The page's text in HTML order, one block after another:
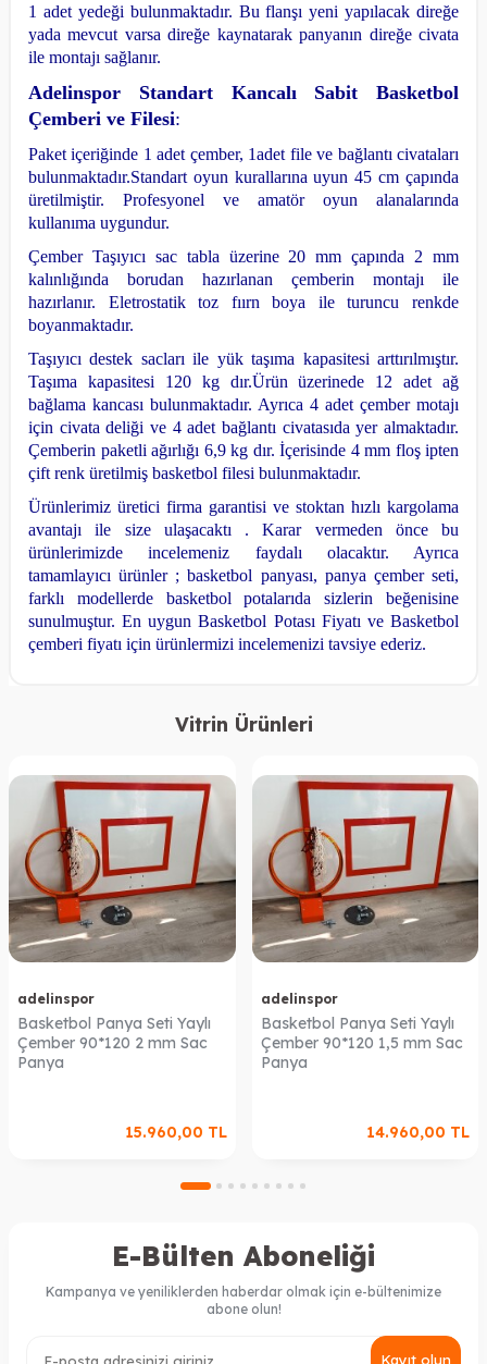
1 adet yedeği bulunmaktadır. Bu flanşı yeni yapılacak direğe
yada mevcut varsa direğe kaynatarak panyanın direğe civata
ile montajı sağlanır.
Adelinspor Standart Kancalı Sabit Basketbol
Çemberi ve Filesi:
Paket içeriğinde 1 adet çember, 1adet file ve bağlantı civataları
bulunmaktadır.Standart oyun kurallarına uyun 45 cm çapında
üretilmiştir. Profesyonel ve amatör oyun alanalarında
kullanıma uygundur.
Çember Taşıyıcı sac tabla üzerine 20 mm çapında 2 mm
kalınlığında borudan hazırlanan çemberin montajı ile
hazırlanır. Eletrostatik toz fıırn boya ile turuncu renkde
boyanmaktadır.
Taşıyıcı destek sacları ile yük taşıma kapasitesi arttırılmıştır.
Taşıma kapasitesi 120 kg dır.Ürün üzerinede 12 adet ağ
bağlama kancası bulunmaktadır. Ayrıca 4 adet çember motajı
için civata deliği ve 4 adet bağlantı civatasıda yer almaktadır.
Çemberin paketli ağırlığı 6,9 kg dır. İçerisinde 4 mm floş ipten
çift renk üretilmiş basketbol filesi bulunmaktadır.
Ürünlerimiz üretici firma garantisi ve stoktan hızlı kargolama
avantajı ile size ulaşacaktı . Karar vermeden önce bu
ürünlerimizde incelemeniz faydalı olacaktır. Ayrıca
tamamlayıcı ürünler ; basketbol panyası, panya çember seti,
farklı modellerde basketbol potalarıda sizlerin beğenisine
sunulmuştur. En uygun Basketbol Potası Fiyatı ve Basketbol
çemberi fiyatı için ürünlermizi incelemenizi tavsiye ederiz.
Vitrin Ürünleri
adelinspor
Basketbol Panya Seti Yaylı
Çember 90*120 2 mm Sac
Panya
15.960,00 TL
adelinspor
Basketbol Panya Seti Yaylı
Çember 90*120 1,5 mm Sac
Panya
14.960,00 TL
E-Bülten Aboneliği
Kampanya ve yeniliklerden haberdar olmak için e-bültenimize
abone olun!
Kayıt olun